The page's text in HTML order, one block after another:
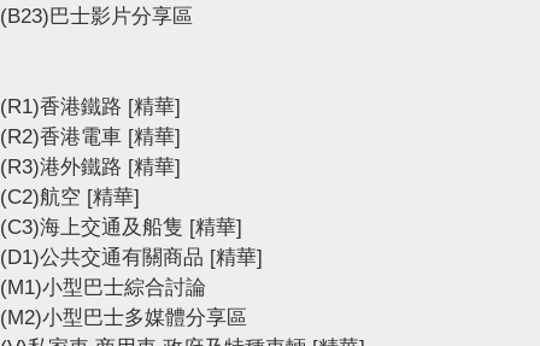
(B23)巴士影片分享區
(R1)香港鐵路 [精華]
(R2)香港電車 [精華]
(R3)港外鐵路 [精華]
(C2)航空 [精華]
(C3)海上交通及船隻 [精華]
(D1)公共交通有關商品 [精華]
(M1)小型巴士綜合討論
(M2)小型巴士多媒體分享區